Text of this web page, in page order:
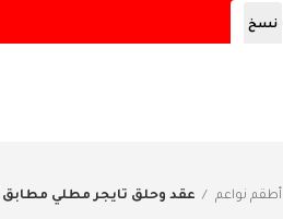
أطقم نواعم عقد وحلق تايجر مطلي مطابق
نسخ